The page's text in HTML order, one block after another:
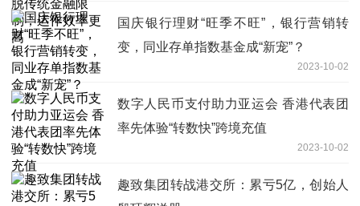
国庆银行理财“旺季不旺”，银行营销转
变，同业存单指数基金成“新宠”？
2023-10-02
数字人民币支付助力亚运会 香港代表团
率先体验“转数快”跨境充值
2023-10-02
趣致集团转战港交所：累亏5亿，创始人